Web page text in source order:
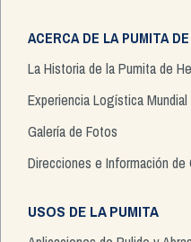
ACERCA DE LA PUMITA
La Historia de la Pumita de
Experiencia Logística Mundial
Galería de Fotos
Direcciones e Información
USOS DE LA PUMITA